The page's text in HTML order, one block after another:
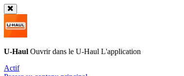
U-Haul Ouvrir dans le U-Haul L'application
Actif